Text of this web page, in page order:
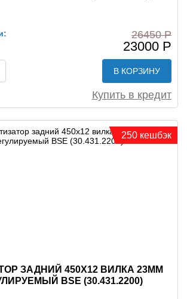
26450 Р
23000 Р
В КОРЗИНУ
Купить в кредит
ЗАДНИЙ 450X12 ВИЛКА 23ММ
BSE (30.431.2200)
250 кешбэк